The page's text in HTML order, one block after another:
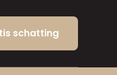
schatting